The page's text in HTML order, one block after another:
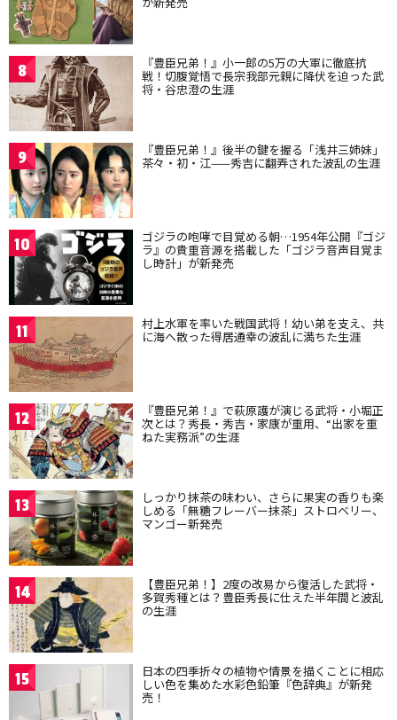
8 『豊臣兄弟！』小一郎の5万の大軍に徹底抗
戦！切腹覚悟で長宗我部元親に降伏を迫った武
将・谷忠澄の生涯
9 『豊臣兄弟！』後半の鍵を握る「浅井三姉妹」
茶々・初・江——秀吉に翻弄された波乱の生涯
10 ゴジラの咆哮で目覚める朝…1954年公開『ゴジ
ラ』の貴重音源を搭載した「ゴジラ音声目覚ま
し時計」が新発売
11 村上水軍を率いた戦国武将！幼い弟を支え、共
に海へ散った得居通幸の波乱に満ちた生涯
12 『豊臣兄弟！』で萩原護が演じる武将・小堀正
次とは？秀長・秀吉・家康が重用、“出家を重
ねた実務派”の生涯
13 しっかり抹茶の味わい、さらに果実の香りも楽
しめる「無糖フレーバー抹茶」ストロベリー、
マンゴー新発売
14 【豊臣兄弟！】2度の改易から復活した武将・
多賀秀種とは？豊臣秀長に仕えた半年間と波乱
の生涯
15 日本の四季折々の植物や情景を描くことに相応
しい色を集めた水彩色鉛筆『色辞典』が新発
売！